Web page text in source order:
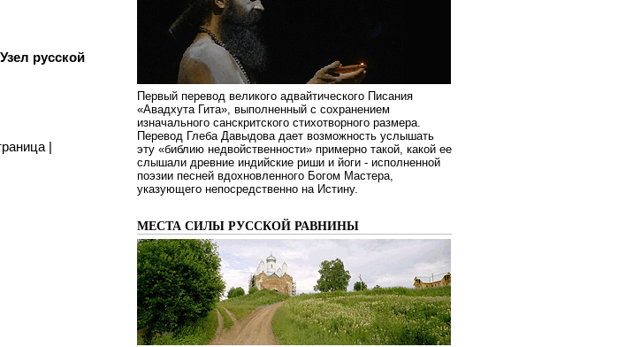
русской
|
Первый перевод великого адвайтического Писания
«Авадхута Гита», выполненный с сохранением
изначального санскритского стихотворного размера.
Перевод Глеба Давыдова дает возможность услышать
эту «библию недвойственности» примерно такой, какой ее
слышали древние индийские риши и йоги - исполненной
поэзии песней вдохновленного Богом Мастера,
указующего непосредственно на Истину.
МЕСТА СИЛЫ РУССКОЙ РАВНИНЫ